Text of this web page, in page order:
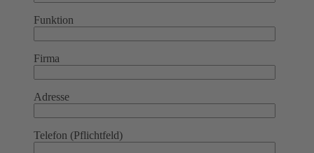
Funktion
Firma
Adresse
Telefon (Pflichtfeld)